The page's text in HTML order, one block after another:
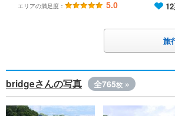
エリアの満足度： 5.0
旅
bridgeさんの写真 全765枚 »